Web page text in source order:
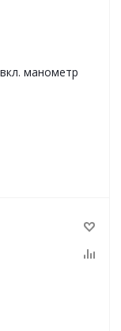
манометр